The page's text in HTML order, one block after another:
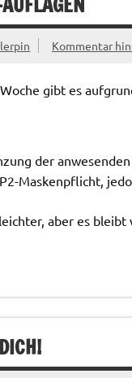
Kommentar
gibt es
der
Maskenpflicht,
aber es